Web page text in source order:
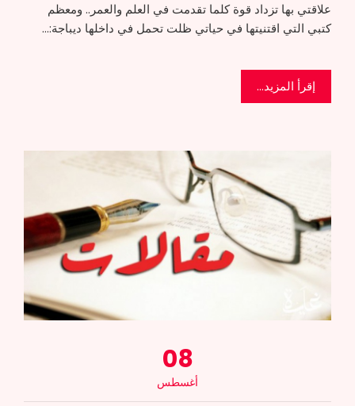
علاقتي بها تزداد قوة كلما تقدمت في العلم والعمر.. ومعظم
كتبي التي اقتنيتها في حياتي ظلت تحمل في داخلها ديباجة:…
إقرأ المزيد...
08
أغسطس